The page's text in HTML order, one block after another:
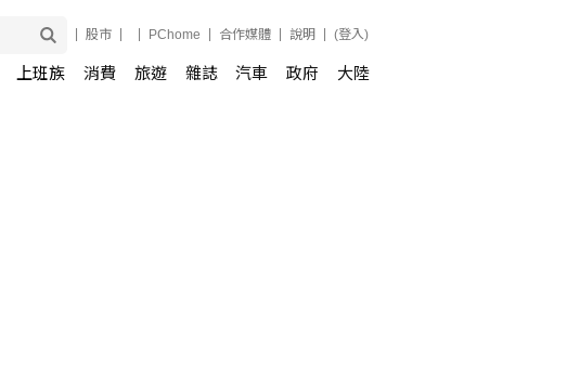
股市 PChome 合作媒體 說明 (登入)
上班族 消費 旅遊 雜誌 汽車 政府 大陸